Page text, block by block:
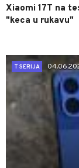
Xiaomi 17T na
"keca u rukavu"
T SERIJA